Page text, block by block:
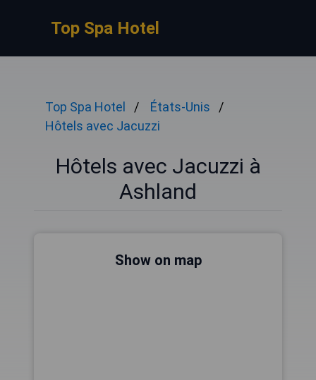
Top Spa Hotel
Top Spa Hotel
États-Unis
Hôtels avec Jacuzzi
Hôtels avec Jacuzzi à
Ashland
Show on map